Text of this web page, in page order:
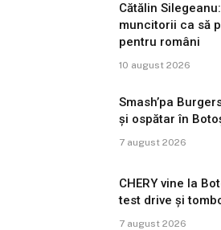
Cătălin
muncitorii ca să
pentru români
10 august 2026
Smash’pa
și ospătar în
7 august 2026
CHERY vine la
test drive și
7 august 2026